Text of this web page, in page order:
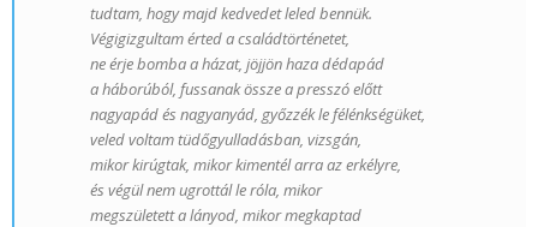
tudtam, hogy majd kedvedet leled bennük.
Végigizgultam érted a családtörténetet,
ne érje bomba a házat, jöjjön haza dédapád
a háborúból, fussanak össze a presszó előtt
nagyapád és nagyanyád, győzzék le félénkségüket,
veled voltam tüdőgyulladásban, vizsgán,
mikor kirúgtak, mikor kimentél arra az erkélyre,
és végül nem ugrottál le róla, mikor
megszületett a lányod, mikor megkaptad